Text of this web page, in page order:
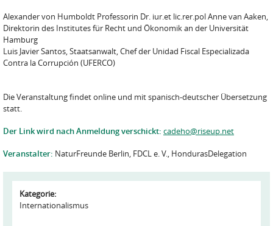
Alexander von Humboldt Professorin Dr. iur.et lic.rer.pol Anne van Aaken,
Direktorin des Institutes für Recht und Ökonomik an der Universität
Hamburg
Luis Javier Santos, Staatsanwalt, Chef der Unidad Fiscal Especializada
Contra la Corrupción (UFERCO)
Die Veranstaltung findet online und mit spanisch-deutscher Übersetzung
statt.
Der Link wird nach Anmeldung verschickt: cadeho@riseup.net
Veranstalter: NaturFreunde Berlin, FDCL e. V., HondurasDelegation
Kategorie:
Internationalismus